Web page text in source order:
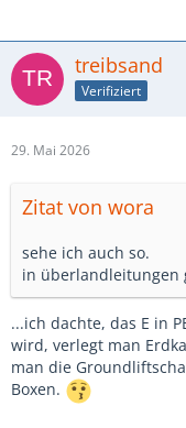
treibsand
Verifiziert
29. Mai 2026
Zitat von wora
sehe ich auch so.
in überlandleitungen
...ich dachte, das E in
wird, verlegt man
man die
Boxen.